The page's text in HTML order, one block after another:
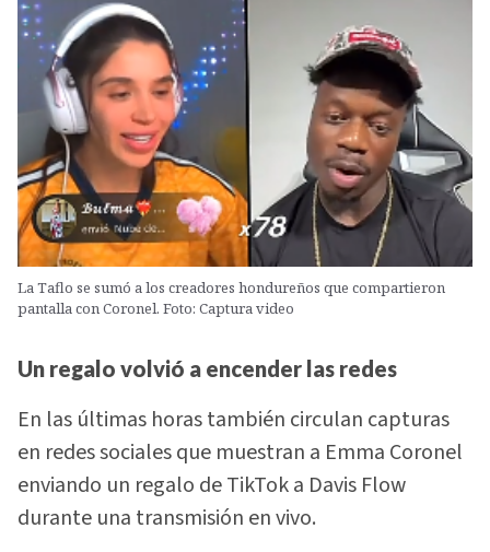
La Taflo se sumó a los creadores hondureños que compartieron
pantalla con Coronel. Foto: Captura video
Un regalo volvió a encender las redes
En las últimas horas también circulan capturas
en redes sociales que muestran a Emma Coronel
enviando un regalo de TikTok a Davis Flow
durante una transmisión en vivo.